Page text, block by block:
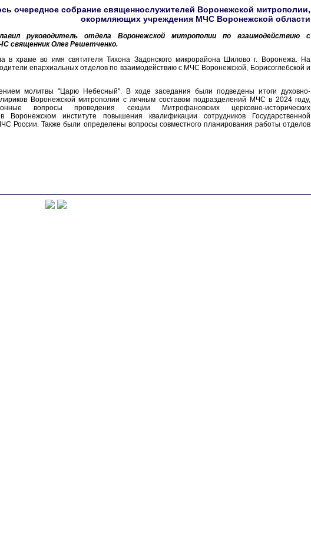
очередное собрание священнослужителей Воронежской митрополии,
окормляющих учреждения МЧС Воронежской области
руководитель отдела Воронежской митрополии по взаимодействию с
священник Олег Решетченко.
в храме во имя святителя Тихона Задонского микрорайона Шилово г. Воронежа. На
епархиальных отделов по взаимодействию с МЧС Воронежской, Борисоглебской и
молитвы "Царю Небесный". В ходе заседания были подведены итоги духовно-
Воронежской митрополии с личным составом подразделений МЧС в 2024 году,
вопросы проведения секции Митрофановских церковно-исторических
Воронежском институте повышения квалификации сотрудников Государственной
России. Также были определены вопросы совместного планирования работы отделов